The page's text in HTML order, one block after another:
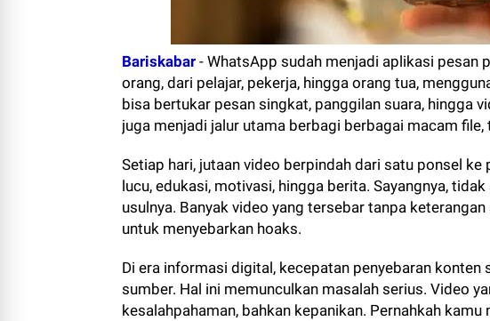
Bariskabar - WhatsApp sudah menjadi aplikasi pesan
orang, dari pelajar, pekerja, hingga orang tua,
bisa bertukar pesan singkat, panggilan suara, hingga
juga menjadi jalur utama berbagi berbagai macam file,
Setiap hari, jutaan video berpindah dari satu ponsel
lucu, edukasi, motivasi, hingga berita. Sayangnya,
usulnya. Banyak video yang tersebar tanpa
untuk menyebarkan hoaks.
Di era informasi digital, kecepatan penyebaran
sumber. Hal ini memunculkan masalah serius. Video
kesalahpahaman, bahkan kepanikan. Pernahkah